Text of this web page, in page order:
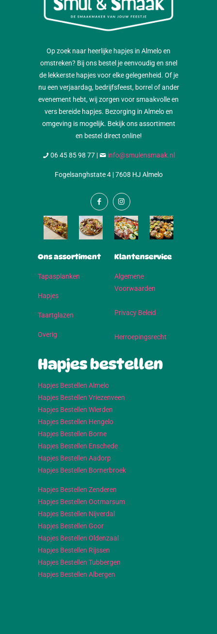
Op zoek naar heerlijke hapjes in Almelo en
omstreken? Bij ons bestel je eenvoudig en snel
de lekkerste hapjes voor elke gelegenheid. Of je
nu een verjaardag, bedrijfsfeest, borrel of ander
evenement hebt, wij zorgen voor smaakvolle en
vers bereide hapjes. Bezorging in Almelo en
omgeving is mogelijk. Bekijk ons assortiment
en bestel direct online!
06 45 85 98 77 | info@smulensmaak.nl
Fogelsanghstate 4 | 7608 HJ Almelo
Ons assortiment
Tapasplanken
Hapjes
Taartglazen
Overig
Klantenservice
Algemene
Voorwaarden
Privacy Beleid
Herroepingsrecht
Hapjes bestellen
Hapjes Bestellen Almelo
Hapjes Bestellen Vriezenveen
Hapjes Bestellen Wierden
Hapjes Bestellen Hengelo
Hapjes Bestellen Borne
Hapjes Bestellen Enschede
Hapjes Bestellen Aadorp
Hapjes Bestellen Bornerbroek
Hapjes Bestellen Zenderen
Hapjes Bestellen Ootmarsum
Hapjes Bestellen Nijverdal
Hapjes Bestellen Goor
Hapjes Bestellen Oldenzaal
Hapjes Bestellen Rijssen
Hapjes Bestellen Tubbergen
Hapjes Bestellen Albergen